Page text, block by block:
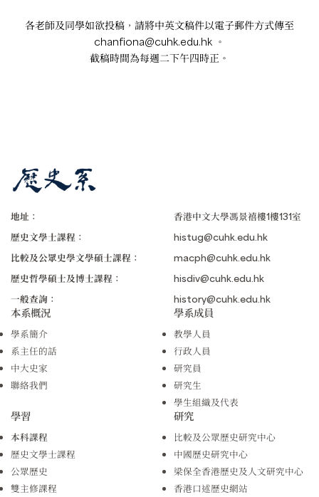
各老師及同學如欲投稿，請將中英文稿件以電子郵件方式傳至
chanfiona@cuhk.edu.hk 。
截稿時間為每週二下午四時正。
地址：
香港中文大學馮景禧樓1樓131室
歷史文學士課程：
histug@cuhk.edu.hk
比較及公眾史學文學碩士課程：
macph@cuhk.edu.hk
歷史哲學碩士及博士課程：
hisdiv@cuhk.edu.hk
一般查詢：
history@cuhk.edu.hk
本系概況
學系簡介
系主任的話
中大史家
聯絡我們
學系成員
教學人員
行政人員
研究員
研究生
學生組織及代表
學習
本科課程
歷史文學士課程
公眾歷史
雙主修課程
研究
比較及公眾歷史研究中心
中國歷史研究中心
梁保全香港歷史及人文研究中心
香港口述歷史網站